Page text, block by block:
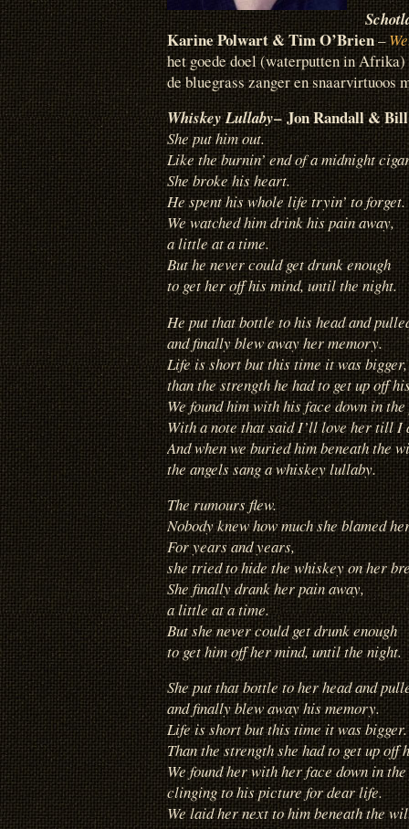
Karine Polwart & Tim O’Brien–
het goede doel (waterputten in Afrika)
de bluegrass zanger en snaarvirtuoos
Whiskey Lullaby–Jon Randall &
She put him out.
Like the burnin’ end of a midnight
She broke his heart.
He spent his whole life tryin’ to forget.
We watched him drink his pain away,
a little at a time.
But he never could get drunk enough
to get her off his mind, until the night.
He put that bottle to his head and
and finally blew away her memory.
Life is short but this time it was bigger,
than the strength he had to get up off
We found him with his face down in
With a note that said I’ll love her till I
And when we buried him beneath the
the angels sang a whiskey lullaby.
The rumours flew.
Nobody knew how much she blamed
For years and years,
she tried to hide the whiskey on her
She finally drank her pain away,
a little at a time.
But she never could get drunk enough
to get him off her mind, until the night.
She put that bottle to her head and
and finally blew away his memory.
Life is short but this time it was bigger.
Than the strength she had to get up off
We found her with her face down in
clinging to his picture for dear life.
We laid her next to him beneath the